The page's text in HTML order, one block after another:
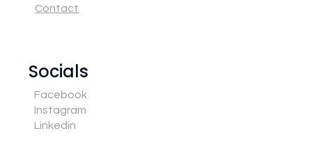
Contact
Socials
Facebook
Instagram
Linkedin